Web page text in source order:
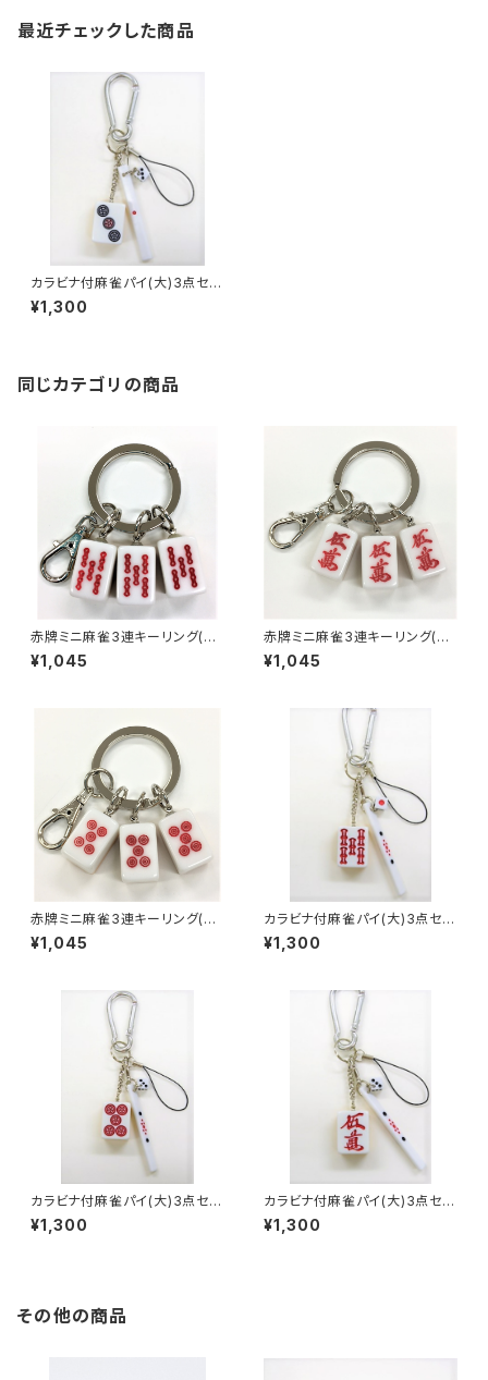
最近チェックした商品
カラビナ付麻雀パイ(大)3点セッ
ト 【サンピン】
¥1,300
同じカテゴリの商品
赤牌ミニ麻雀3連キーリング(赤
ウーソー アンコ）
¥1,045
赤牌ミニ麻雀3連キーリング(赤
ウーマン アンコ）
¥1,045
赤牌ミニ麻雀3連キーリング(赤
ウーピン アンコ）
¥1,045
カラビナ付麻雀パイ(大)3点セッ
ト キーホルダー 【赤ウーソ
ー】
¥1,300
カラビナ付麻雀パイ(大)3点セッ
ト キーホルダー 【赤ウーピ
ン】
¥1,300
カラビナ付麻雀パイ(大)3点セッ
ト キーホルダー 【赤ウーマ
ン】
¥1,300
その他の商品